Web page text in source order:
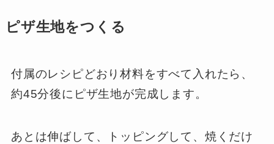
ピザ生地をつくる
付属のレシピどおり材料をすべて入れたら、
約45分後にピザ生地が完成します。
あとは伸ばして、トッピングして、焼くだけ